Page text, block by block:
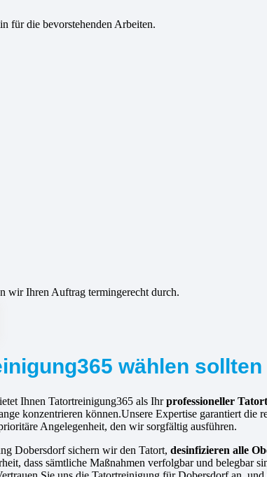
für die bevorstehenden Arbeiten.
wir Ihren Auftrag termingerecht durch.
wählen sollten
Ihnen Tatortreinigung365 als Ihrprofessioneller
konzentrieren können.Unsere Expertise garantiert
Angelegenheit, den wir sorgfältig ausführen.
Dobersdorf sichern wir den Tatort, desinfizieren alle
dass sämtliche Maßnahmen verfolgbar und belegbar